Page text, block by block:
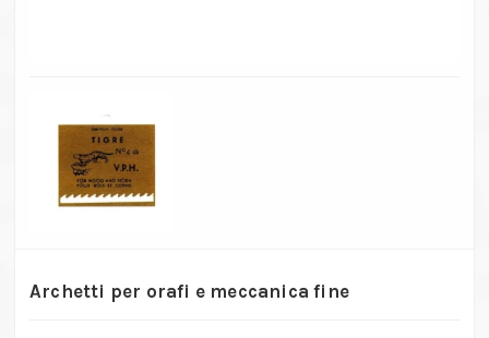
Archetti per orafi e meccanica fine